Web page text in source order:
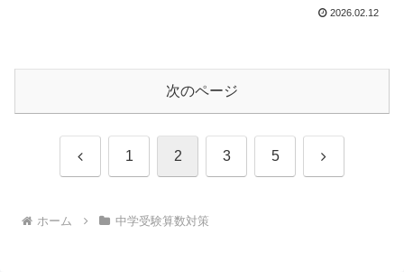
2026.02.12
次のページ
前 1 2 3 5 次
ホーム 中学受験算数対策